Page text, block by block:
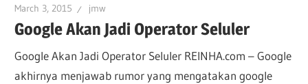
March 3, 2015 jmw
Google Akan Jadi Operator Seluler
Google Akan Jadi Operator Seluler REINHA.com – Google
akhirnya menjawab rumor yang mengatakan google